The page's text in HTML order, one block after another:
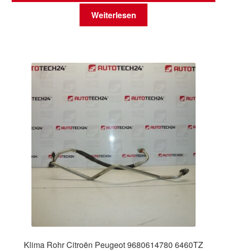
Weiterlesen
Klima Rohr Citroën Peugeot 9680614780 6460TZ